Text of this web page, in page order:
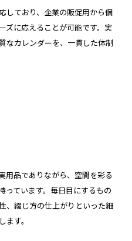
しており、企業の販促用から個
ズに応えることが可能です。実
なカレンダーを、一貫した体制
用品でありながら、空間を彩る
っています。毎日目にするもの
、綴じ方の仕上がりといった細
す。